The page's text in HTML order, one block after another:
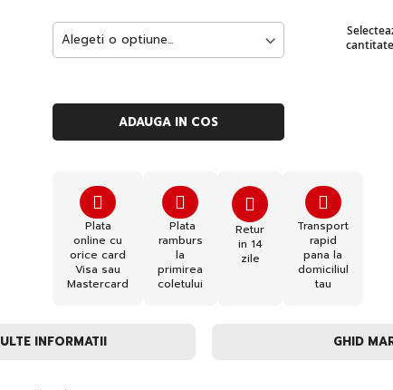
ADAUGA IN COS
Plata
online cu
orice card
Visa sau
Mastercard
Plata
ramburs
la
primirea
coletului
Retur
in 14
zile
Transport
rapid
pana la
domiciliul
tau
INFORMATII GHID